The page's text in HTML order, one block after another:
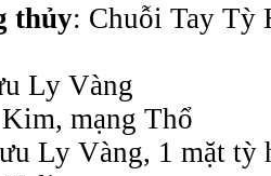
thủy: Chuỗi Tay Tỳ
Ly Vàng
mạng Thổ
Ly Vàng, 1 mặt tỳ